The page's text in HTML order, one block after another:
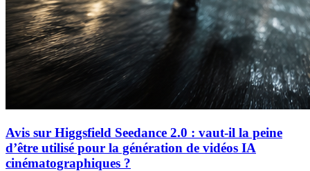
Avis sur Higgsfield Seedance 2.0 : vaut-il la peine
d’être utilisé pour la génération de vidéos IA
cinématographiques ?